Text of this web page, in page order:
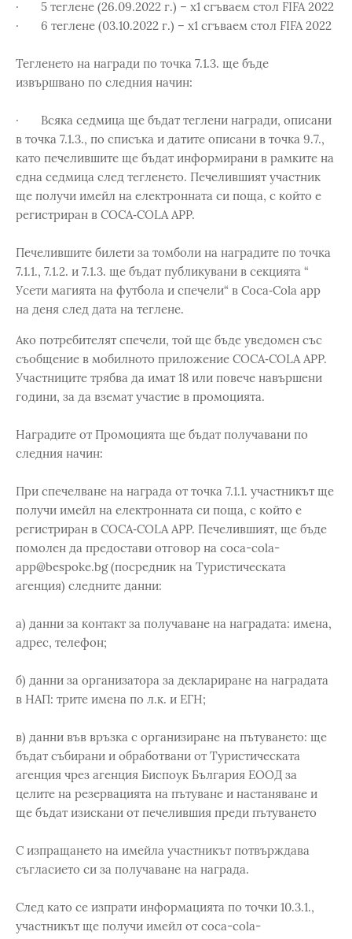
· 5 теглене (26.09.2022 г.) – х1 сгъваем стол FIFA 2022
· 6 теглене (03.10.2022 г.) – х1 сгъваем стол FIFA 2022
Тегленето на награди по точка 7.1.3. ще бъде
извършвано по следния начин:
· Всяка седмица ще бъдат теглени награди, описани
в точка 7.1.3., по списъка и датите описани в точка 9.7.,
като печелившите ще бъдат информирани в рамките на
една седмица след тегленето. Печелившият участник
ще получи имейл на електронната си поща, с който е
регистриран в COCA‑COLA APP.
Печелившите билети за томболи на наградите по точка
7.1.1., 7.1.2. и 7.1.3. ще бъдат публикувани в секцията “
Усети магията на футбола и спечели“ в Coca‑Cola app
на деня след дата на теглене.
Ако потребителят спечели, той ще бъде уведомен със
съобщение в мобилното приложение COCA‑COLA APP.
Участниците трябва да имат 18 или повече навършени
години, за да вземат участие в промоцията.
Наградите от Промоцията ще бъдат получавани по
следния начин:
При спечелване на награда от точка 7.1.1. участникът ще
получи имейл на електронната си поща, с който е
регистриран в COCA‑COLA APP. Печелившият, ще бъде
помолен да предостави отговор на coca-cola-
app@bespoke.bg (посредник на Туристическата
агенция) следните данни:
а) данни за контакт за получаване на наградата: имена,
адрес, телефон;
б) данни за организатора за деклариране на наградата
в НАП: трите имена по л.к. и ЕГН;
в) данни във връзка с организиране на пътуването: ще
бъдат събирани и обработвани от Туристическата
агенция чрез агенция Биспоук България ЕООД за
целите на резервaцията на пътуване и настаняване и
ще бъдат изискани от печелившия преди пътуването
С изпращането на имейла участникът потвърждава
съгласието си за получаване на награда.
След като се изпрати информацията по точки 10.3.1.,
участникът ще получи имейл от coca-cola-